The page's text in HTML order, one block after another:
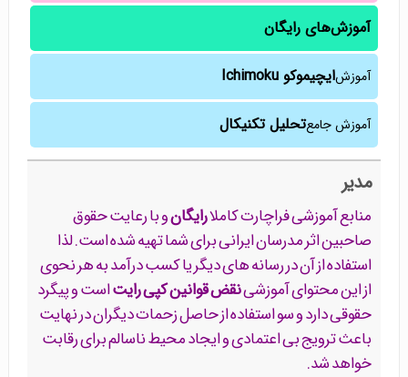
آموزش‌های رایگان
آموزشایچیموکو Ichimoku
آموزش جامعتحلیل تکنیکال
مدیر
منابع آموزشی فراچارت کاملارایگانو با رعایت حقوق
صاحبین اثر مدرسان ایرانی برای شما تهیه شده است. لذا
استفاده از آن در رسانه های دیگر یا کسب درآمد به هر نحوی
از این محتوای آموزشینقض قوانین کپی رایتاست و پیگرد
حقوقی دارد و سو استفاده از حاصل زحمات دیگران در نهایت
باعث ترویج بی اعتمادی و ایجاد محیط ناسالم برای رقابت
خواهد شد.